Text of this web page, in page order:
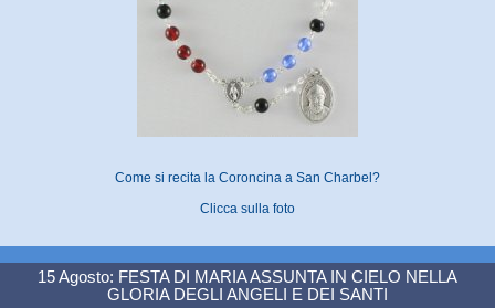
Come si recita la Coroncina a San Charbel?
Clicca sulla foto
15 Agosto: FESTA DI MARIA ASSUNTA IN CIELO NELLA
GLORIA DEGLI ANGELI E DEI SANTI